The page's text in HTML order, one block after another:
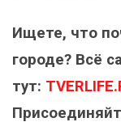
Ищете, что
городе? Всё
тут: